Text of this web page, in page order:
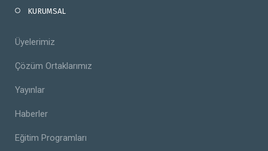
KURUMSAL
Üyelerimiz
Çözüm Ortaklarımız
Yayınlar
Haberler
Eğitim Programları